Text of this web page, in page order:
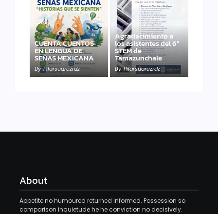
CUENTA CUENTOS
EN LENGUA DE
SEÑAS MEXICANA
By Pilarsuarezrdz
Agradecimiento a
los asistentes del 6º
STEM de
Tamazunchale
By Pilarsuarezrdz
About
Appetite no humoured returned informed. Possession so
comparison inquietude he he conviction no decisively.